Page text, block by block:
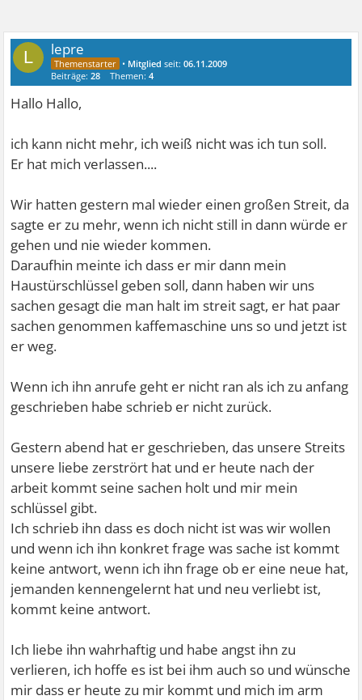
L lepre
• Mitglied seit:06.11.2009
Beiträge:28 Themen:4
Hallo Hallo,
ich kann nicht mehr, ich weiß nicht was ich tun soll.
Er hat mich verlassen....
Wir hatten gestern mal wieder einen großen Streit, da
sagte er zu mehr, wenn ich nicht still in dann würde er
gehen und nie wieder kommen.
Daraufhin meinte ich dass er mir dann mein
Haustürschlüssel geben soll, dann haben wir uns
sachen gesagt die man halt im streit sagt, er hat paar
sachen genommen kaffemaschine uns so und jetzt ist
er weg.
Wenn ich ihn anrufe geht er nicht ran als ich zu anfang
geschrieben habe schrieb er nicht zurück.
Gestern abend hat er geschrieben, das unsere Streits
unsere liebe zerstrört hat und er heute nach der
arbeit kommt seine sachen holt und mir mein
schlüssel gibt.
Ich schrieb ihn dass es doch nicht ist was wir wollen
und wenn ich ihn konkret frage was sache ist kommt
keine antwort, wenn ich ihn frage ob er eine neue hat,
jemanden kennengelernt hat und neu verliebt ist,
kommt keine antwort.
Ich liebe ihn wahrhaftig und habe angst ihn zu
verlieren, ich hoffe es ist bei ihm auch so und wünsche
mir dass er heute zu mir kommt und mich im arm